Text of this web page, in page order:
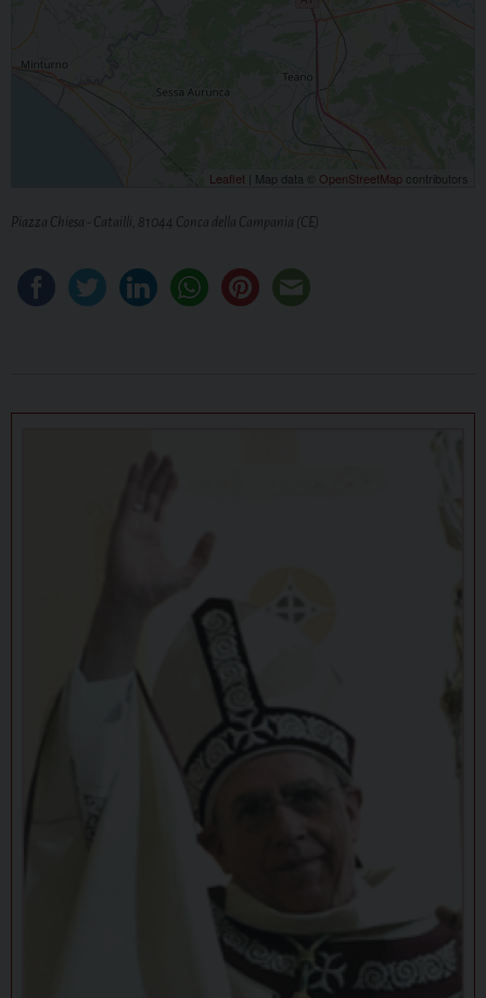
Leaflet | Map data © OpenStreetMap contributors
Piazza Chiesa - Catailli, 81044 Conca della Campania (CE)